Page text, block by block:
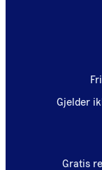
Gjelder
Gratis